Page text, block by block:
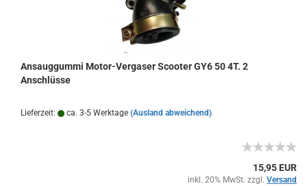
Ansauggummi Motor-Vergaser Scooter GY6 50 4T. 2
Anschlüsse
Lieferzeit: ca. 3-5 Werktage (Ausland abweichend)
15,95 EUR
inkl. 20% MwSt. zzgl. Versand